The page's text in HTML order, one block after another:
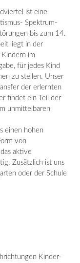
ist eine
Spektrum-
bis zum 14.
liegt in der
im
für jedes Kind
zu stellen. Unser
der erlernten
findet ein Teil der
unmittelbaren
einen hohen
von
aktive
Zusätzlich ist uns
oder der Schule
Kinder-